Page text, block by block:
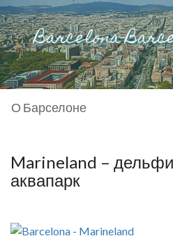
О Барселоне
Marineland –
аквапарк